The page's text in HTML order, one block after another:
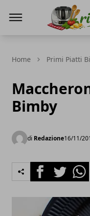
Home Primi Piatti
Bimby
di Redazione16/11/
FacebookTwitter